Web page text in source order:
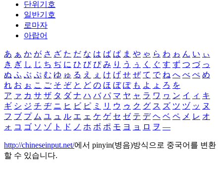
단위기호
일반기호
로마자
아랍어
あ ぁ か が さ ざ た だ な は ば ぱ ま や ゃ ら わ ゎ ん い ぃ
き ぎ し じ ち ぢ に ひ び ぴ み り う ぅ く ぐ す ず つ づ っ
ぬ ふ ぶ ぷ む ゆ ゅ る え ぇ け げ せ ぜ て で ね へ べ ぺ め
れ お ぉ こ ご そ ぞ と ど の ほ ぼ ぽ も よ ょ ろ を
ア ァ カ サ ザ タ ダ ナ ハ バ パ マ ヤ ャ ラ ワ ヮ ン イ ィ キ
ギ シ ジ チ ヂ ニ ヒ ビ ピ ミ リ ウ ゥ ク グ ス ズ ツ ヅ ッ ヌ
フ ブ プ ム ユ ュ ル エ ェ ケ ゲ セ ゼ テ デ ヘ ベ ペ メ レ オ
ォ コ ゴ ソ ゾ ト ド ノ ホ ボ ポ モ ヨ ョ ロ ヲ ―
http://chineseinput.net/에서 pinyin(병음)방식으로 중국어를 변환
할 수 있습니다.